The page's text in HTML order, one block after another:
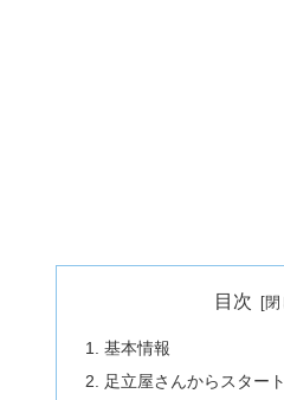
目次
基本情報
足立屋さんからスタート